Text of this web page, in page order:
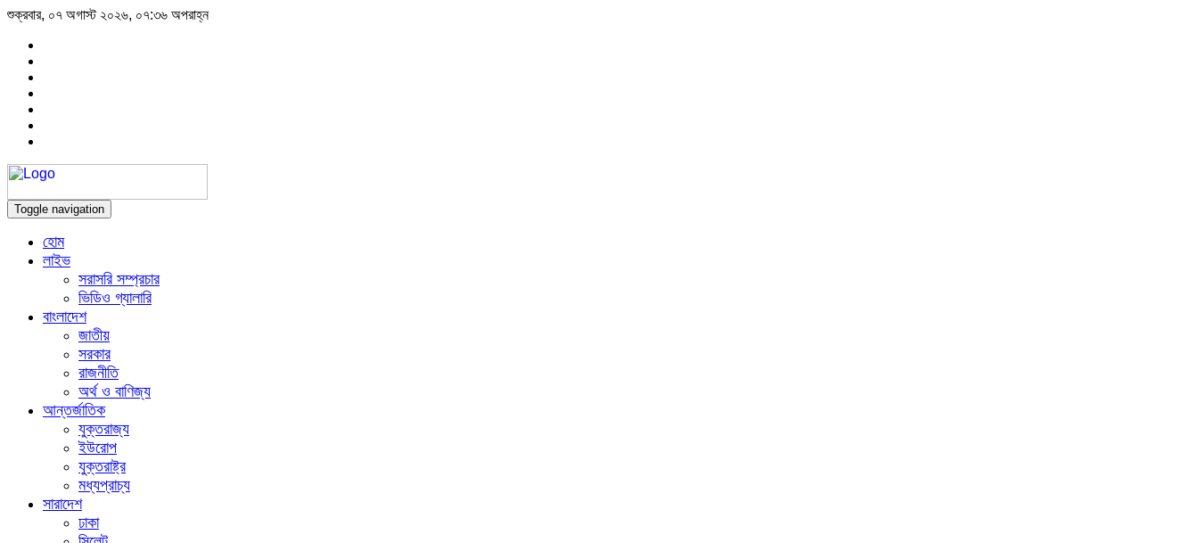
শুক্রবার, ০৭ অগাস্ট ২০২৬, ০৭:৩৬ অপরাহ্ন
Toggle navigation
হোম
লাইভ
সরাসরি সম্প্রচার
ভিডিও গ্যালারি
বাংলাদেশ
জাতীয়
সরকার
রাজনীতি
অর্থ ও বাণিজ্য
আন্তর্জাতিক
যুক্তরাজ্য
ইউরোপ
যুক্তরাষ্ট্র
মধ্যপ্রাচ্য
সারাদেশ
ঢাকা